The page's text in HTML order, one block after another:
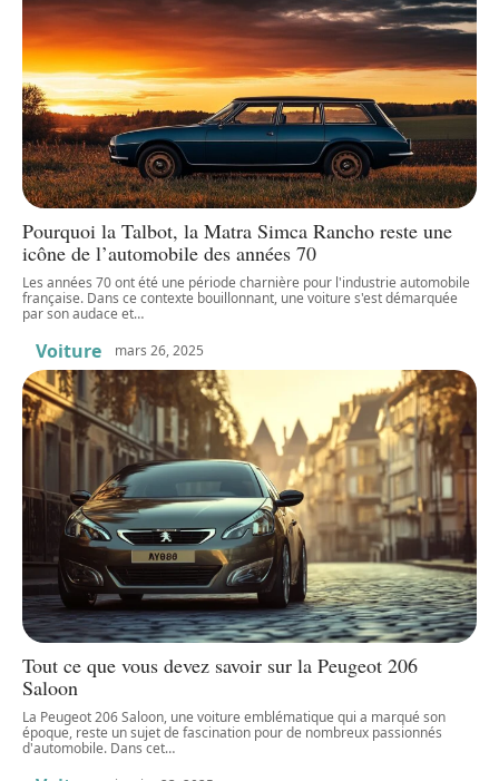
Pourquoi la Talbot, la Matra Simca Rancho reste une
icône de l’automobile des années 70
Les années 70 ont été une période charnière pour l'industrie automobile
française. Dans ce contexte bouillonnant, une voiture s'est démarquée
par son audace et…
Voiture mars 26, 2025
Tout ce que vous devez savoir sur la Peugeot 206
Saloon
La Peugeot 206 Saloon, une voiture emblématique qui a marqué son
époque, reste un sujet de fascination pour de nombreux passionnés
d'automobile. Dans cet…